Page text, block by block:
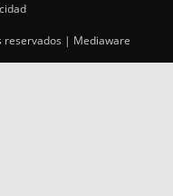
reservados | Mediaware